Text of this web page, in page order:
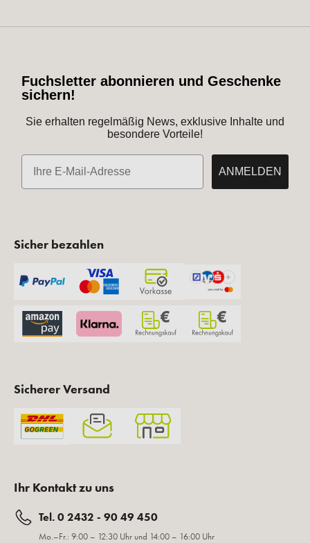
Fuchsletter abonnieren und Geschenke
sichern!
Sie erhalten regelmäßig News, exklusive Inhalte und
besondere Vorteile!
E-Mail
ANMELDEN
Sicher bezahlen
Sicherer Versand
Ihr Kontakt zu uns
Tel. 0 2432 - 90 49 450
Mo.–Fr.: 9:00 – 12:30 Uhr und 14:00 – 16:00 Uhr